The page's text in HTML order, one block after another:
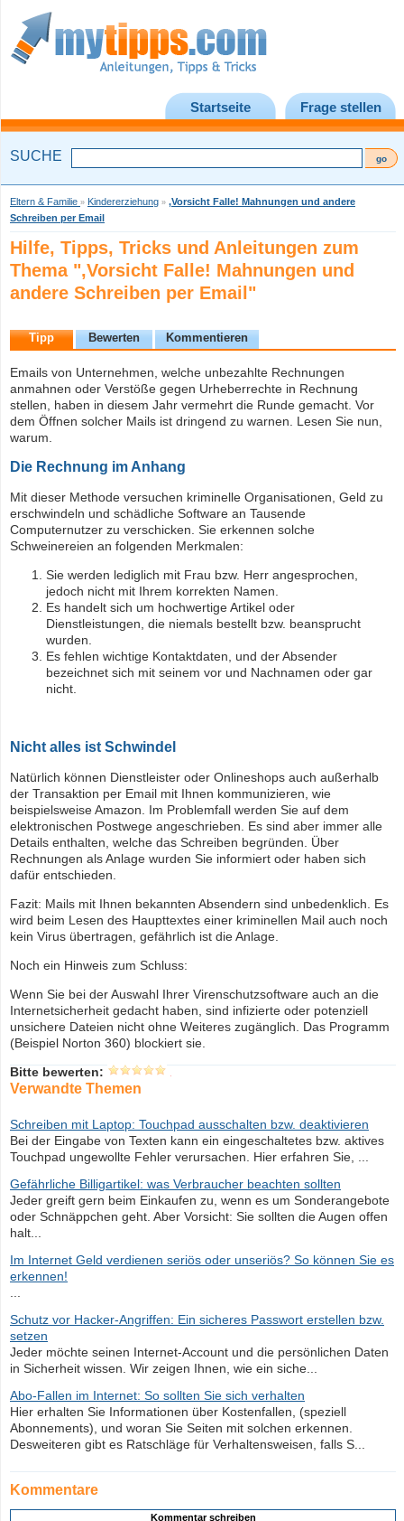
Startseite Frage stellen
SUCHE
Eltern & Familie » Kindererziehung » ,Vorsicht Falle! Mahnungen und andere
Schreiben per Email
Hilfe, Tipps, Tricks und Anleitungen zum
Thema ",Vorsicht Falle! Mahnungen und
andere Schreiben per Email"
Tipp Bewerten Kommentieren
Emails von Unternehmen, welche unbezahlte Rechnungen
anmahnen oder Verstöße gegen Urheberrechte in Rechnung
stellen, haben in diesem Jahr vermehrt die Runde gemacht. Vor
dem Öffnen solcher Mails ist dringend zu warnen. Lesen Sie nun,
warum.
Die Rechnung im Anhang
Mit dieser Methode versuchen kriminelle Organisationen, Geld zu
erschwindeln und schädliche Software an Tausende
Computernutzer zu verschicken. Sie erkennen solche
Schweinereien an folgenden Merkmalen:
Sie werden lediglich mit Frau bzw. Herr angesprochen,
jedoch nicht mit Ihrem korrekten Namen.
Es handelt sich um hochwertige Artikel oder
Dienstleistungen, die niemals bestellt bzw. beansprucht
wurden.
Es fehlen wichtige Kontaktdaten, und der Absender
bezeichnet sich mit seinem vor und Nachnamen oder gar
nicht.
Nicht alles ist Schwindel
Natürlich können Dienstleister oder Onlineshops auch außerhalb
der Transaktion per Email mit Ihnen kommunizieren, wie
beispielsweise Amazon. Im Problemfall werden Sie auf dem
elektronischen Postwege angeschrieben. Es sind aber immer alle
Details enthalten, welche das Schreiben begründen. Über
Rechnungen als Anlage wurden Sie informiert oder haben sich
dafür entschieden.
Fazit: Mails mit Ihnen bekannten Absendern sind unbedenklich. Es
wird beim Lesen des Haupttextes einer kriminellen Mail auch noch
kein Virus übertragen, gefährlich ist die Anlage.
Noch ein Hinweis zum Schluss:
Wenn Sie bei der Auswahl Ihrer Virenschutzsoftware auch an die
Internetsicherheit gedacht haben, sind infizierte oder potenziell
unsichere Dateien nicht ohne Weiteres zugänglich. Das Programm
(Beispiel Norton 360) blockiert sie.
Bitte bewerten:
Verwandte Themen
Schreiben mit Laptop: Touchpad ausschalten bzw. deaktivieren
Bei der Eingabe von Texten kann ein eingeschaltetes bzw. aktives
Touchpad ungewollte Fehler verursachen. Hier erfahren Sie, ...
Gefährliche Billigartikel: was Verbraucher beachten sollten
Jeder greift gern beim Einkaufen zu, wenn es um Sonderangebote
oder Schnäppchen geht. Aber Vorsicht: Sie sollten die Augen offen
halt...
Im Internet Geld verdienen seriös oder unseriös? So können Sie es
erkennen!
Schutz vor Hacker-Angriffen: Ein sicheres Passwort erstellen bzw.
setzen
Jeder möchte seinen Internet-Account und die persönlichen Daten
in Sicherheit wissen. Wir zeigen Ihnen, wie ein siche...
Abo-Fallen im Internet: So sollten Sie sich verhalten
Hier erhalten Sie Informationen über Kostenfallen, (speziell
Abonnements), und woran Sie Seiten mit solchen erkennen.
Desweiteren gibt es Ratschläge für Verhaltensweisen, falls S...
Kommentare